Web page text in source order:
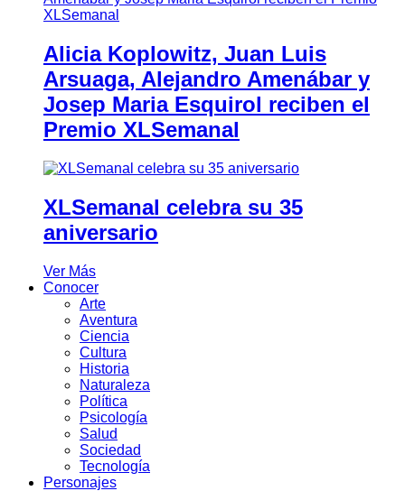
Alicia Koplowitz, Juan Luis
Arsuaga, Alejandro Amenábar y
Josep Maria Esquirol reciben el
Premio XLSemanal
XLSemanal celebra su 35
aniversario
Ver Más
Conocer
Arte
Aventura
Ciencia
Cultura
Historia
Naturaleza
Política
Psicología
Salud
Sociedad
Tecnología
Personajes